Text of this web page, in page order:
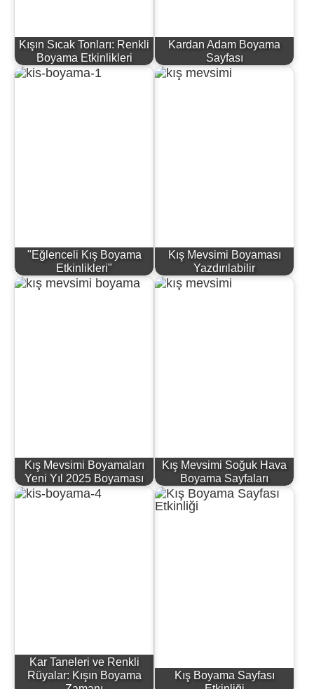
Kışın Sıcak Tonları: Renkli
Boyama Etkinlikleri
Kardan Adam Boyama
Sayfası
"Eğlenceli Kış Boyama
Etkinlikleri"
Kış Mevsimi Boyaması
Yazdırılabilir
Kış Mevsimi Boyamaları
Yeni Yıl 2025 Boyaması
Kış Mevsimi Soğuk Hava
Boyama Sayfaları
Kar Taneleri ve Renkli
Rüyalar: Kışın Boyama
Kış Boyama Sayfası